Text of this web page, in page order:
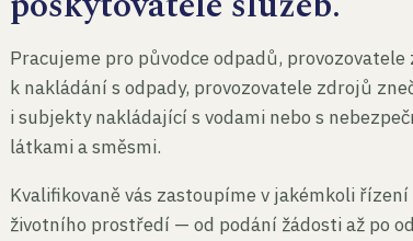
Pracujeme pro původce odpadů, provozovatele
k nakládání s odpady, provozovatele zdrojů
i subjekty nakládající s vodami nebo s
látkami a směsmi.
Kvalifikovaně vás zastoupíme v jakémkoli řízení
životního prostředí — od podání žádosti až po